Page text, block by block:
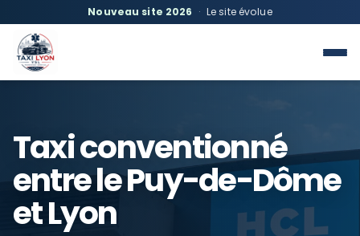
Nouveau site 2026 · Le site évolue
Taxi conventionné
entre le Puy-de-Dôme
et Lyon